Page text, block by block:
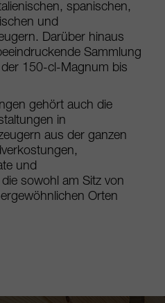
spanischen,
und
Darüber hinaus
Sammlung
150-cl-Magnum bis
gehört auch die
in
aus der ganzen
und
sowohl am Sitz von
Orten